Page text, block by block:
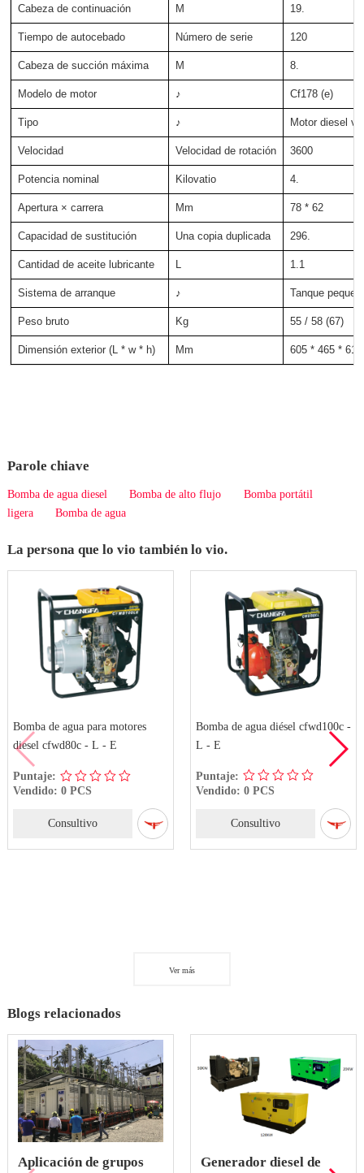
Cabeza de continuación M 19.
Tiempo de autocebado Número de serie 120
Cabeza de succión máxima M 8.
Modelo de motor ♪ Cf178 (e)
Tipo ♪ Motor diesel
Velocidad Velocidad de rotación 3600
Potencia nominal Kilovatio 4.
Apertura × carrera Mm 78 * 62
Capacidad de sustitución Una copia duplicada 296.
Cantidad de aceite lubricante L 1.1
Sistema de arranque ♪ Tanque
Peso bruto Kg 55 / 58 (67)
Dimensión exterior (L * w * h) Mm 605 * 465 *
Parole chiave
Bomba de agua diesel Bomba de alto flujo
Bomba portátil
ligera
Bomba de agua
La persona que lo vio también lo vio.
Bomba de agua para motores
diesel cfwd80c - L - E
Puntaje:
Vendido: 0 PCS
Consultivo
Bomba de agua diésel cfwd100c -
L - E
Puntaje:
Vendido: 0 PCS
Consultivo
Ver más
Blogs relacionados
Aplicación de grupos
Generador diesel de